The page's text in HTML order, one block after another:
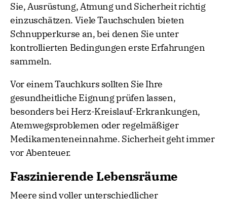
Sie, Ausrüstung, Atmung und Sicherheit richtig
einzuschätzen. Viele Tauchschulen bieten
Schnupperkurse an, bei denen Sie unter
kontrollierten Bedingungen erste Erfahrungen
sammeln.
Vor einem Tauchkurs sollten Sie Ihre
gesundheitliche Eignung prüfen lassen,
besonders bei Herz-Kreislauf-Erkrankungen,
Atemwegsproblemen oder regelmäßiger
Medikamenteneinnahme. Sicherheit geht immer
vor Abenteuer.
Faszinierende Lebensräume
Meere sind voller unterschiedlicher